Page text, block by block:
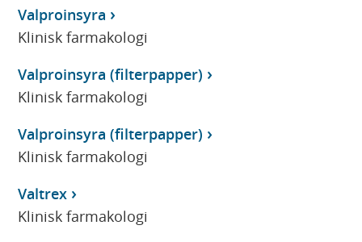
Valproinsyra
Klinisk farmakologi
Valproinsyra (filterpapper)
Klinisk farmakologi
Valproinsyra (filterpapper)
Klinisk farmakologi
Valtrex
Klinisk farmakologi